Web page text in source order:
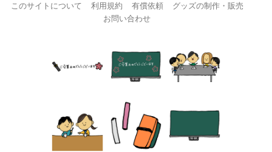
このサイトについて 利用規約 有償依頼
グッズの制作・販売
お問い合わせ
content